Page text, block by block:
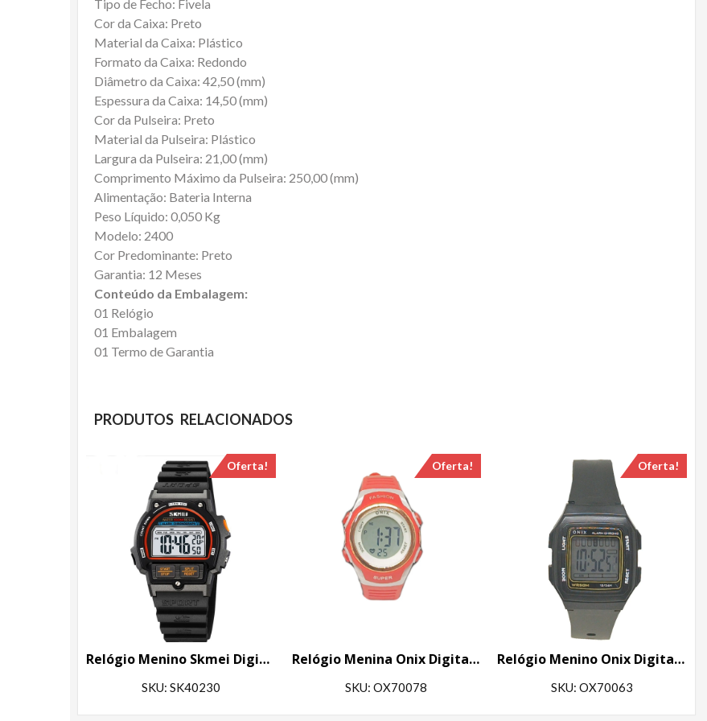
Tipo de Fecho: Fivela
Cor da Caixa: Preto
Material da Caixa: Plástico
Formato da Caixa: Redondo
Diâmetro da Caixa: 42,50 (mm)
Espessura da Caixa: 14,50 (mm)
Cor da Pulseira: Preto
Material da Pulseira: Plástico
Largura da Pulseira: 21,00 (mm)
Comprimento Máximo da Pulseira: 250,00 (mm)
Alimentação: Bateria Interna
Peso Líquido: 0,050 Kg
Modelo: 2400
Cor Predominante: Preto
Garantia: 12 Meses
Conteúdo da Embalagem:
01 Relógio
01 Embalagem
01 Termo de Garantia
PRODUTOS RELACIONADOS
Oferta!
Relógio Menino Skmei Digital 2263 Preto
SKU: SK40230
Oferta!
Relógio Menina Onix Digital IT-616A (2222) Vermelho
SKU: OX70078
Oferta!
Relógio Menino Onix Digital IT-730(0101) Preto
SKU: OX70063